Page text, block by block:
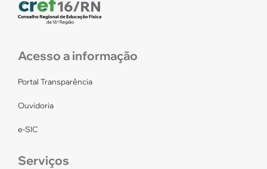
Acesso a informação
Portal Transparência
Ouvidoria
e-SIC
Serviços